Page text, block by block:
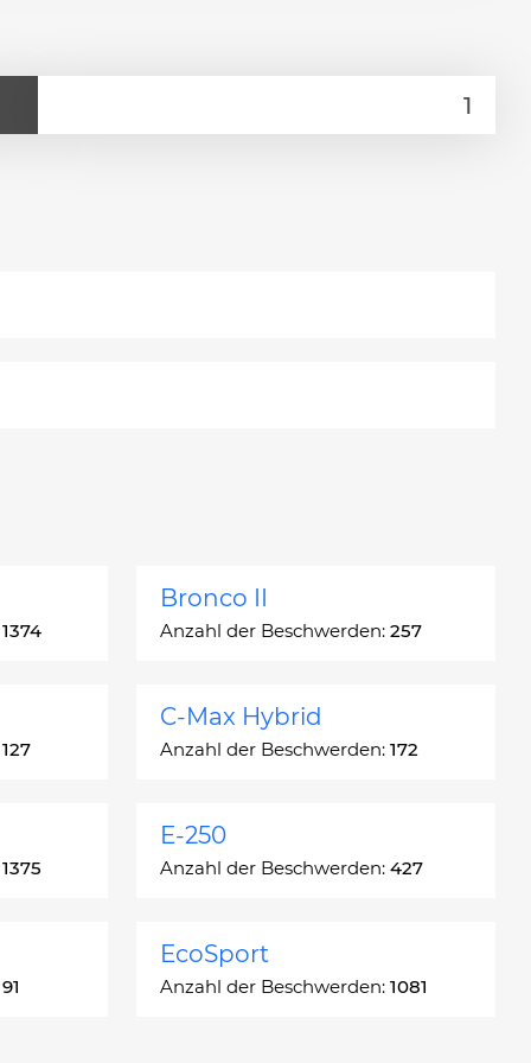
1374
Bronco II
Anzahl der Beschwerden: 257
127
C-Max Hybrid
Anzahl der Beschwerden: 172
1375
E-250
Anzahl der Beschwerden: 427
91
EcoSport
Anzahl der Beschwerden: 1081